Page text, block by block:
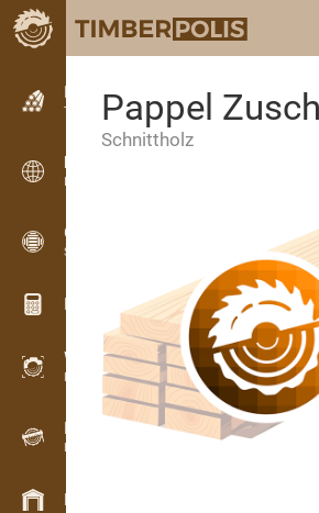
Kleinanzeigen
Textanzeigen
Kleinanzeigen
Internationale Anzeigen
OPTI-TIMB
Schnittbilder
Holz-Rechner
WoodProfi
Holzvolumen mit KI
Registriergerät
Holzbestandsaufnahme im Gelände
Bestandsmanagement
Pappel
Schnittholz